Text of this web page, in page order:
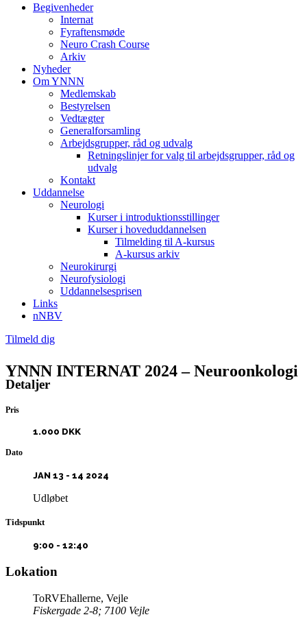
Begivenheder
Internat
Fyraftensmøde
Neuro Crash Course
Arkiv
Nyheder
Om YNNN
Medlemskab
Bestyrelsen
Vedtægter
Generalforsamling
Arbejdsgrupper, råd og udvalg
Retningslinjer for valg til arbejdsgrupper, råd og
udvalg
Kontakt
Uddannelse
Neurologi
Kurser i introduktionsstillinger
Kurser i hoveduddannelsen
Tilmelding til A-kursus
A-kursus arkiv
Neurokirurgi
Neurofysiologi
Uddannelsesprisen
Links
nNBV
Tilmeld dig
YNNN INTERNAT 2024 – Neuroonkologi
Detaljer
Pris
1.000 DKK
Dato
JAN 13 - 14 2024
Udløbet
Tidspunkt
9:00 - 12:40
Lokation
ToRVEhallerne, Vejle
Fiskergade 2-8; 7100 Vejle